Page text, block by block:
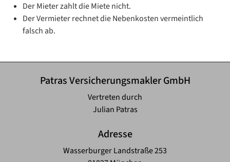
Der Mieter zahlt die Miete nicht.
Der Vermieter rechnet die Nebenkosten vermeintlich
falsch ab.
Patras Versicherungsmakler GmbH
Vertreten durch
Julian Patras
Adresse
Wasserburger Landstraße 253